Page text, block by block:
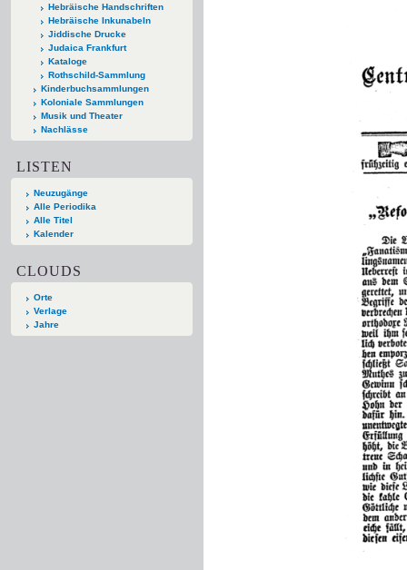
Hebräische Handschriften
Hebräische Inkunabeln
Jiddische Drucke
Judaica Frankfurt
Kataloge
Rothschild-Sammlung
Kinderbuchsammlungen
Koloniale Sammlungen
Musik und Theater
Nachlässe
LISTEN
Neuzugänge
Alle Periodika
Alle Titel
Kalender
CLOUDS
Orte
Verlage
Jahre